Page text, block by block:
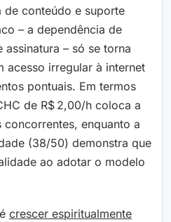
conteúdo e suporte
– a dependência de
– só se torna
acesso irregular à internet
pontuais. Em termos
de R$ 2,00/h coloca a
enquanto a
(38/50) demonstra que
ao adotar o modelo
crescer espiritualmente